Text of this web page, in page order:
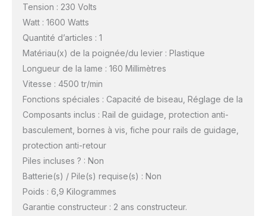
Tension : 230 Volts
Watt : 1600 Watts
Quantité d’articles : 1
Matériau(x) de la poignée/du levier : Plastique
Longueur de la lame : 160 Millimètres
Vitesse : 4500 tr/min
Fonctions spéciales : Capacité de biseau, Réglage de la
Composants inclus : Rail de guidage, protection anti-
basculement, bornes à vis, fiche pour rails de guidage,
protection anti-retour
Piles incluses ? : Non
Batterie(s) / Pile(s) requise(s) : Non
Poids : 6,9 Kilogrammes
Garantie constructeur : 2 ans constructeur.